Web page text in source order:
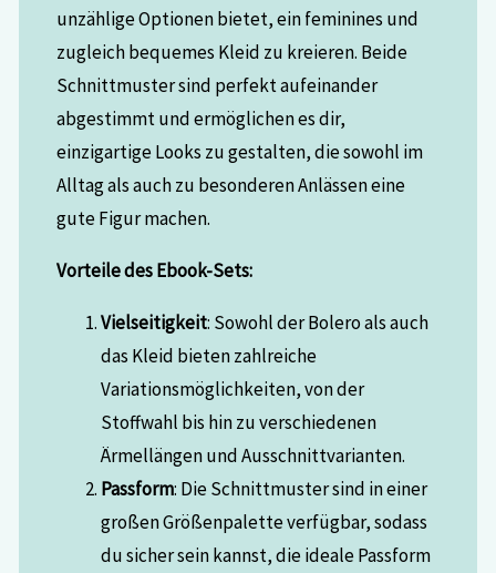
unzählige Optionen bietet, ein feminines und
zugleich bequemes Kleid zu kreieren. Beide
Schnittmuster sind perfekt aufeinander
abgestimmt und ermöglichen es dir,
einzigartige Looks zu gestalten, die sowohl im
Alltag als auch zu besonderen Anlässen eine
gute Figur machen.
Vorteile des Ebook-Sets:
Vielseitigkeit: Sowohl der Bolero als auch
das Kleid bieten zahlreiche
Variationsmöglichkeiten, von der
Stoffwahl bis hin zu verschiedenen
Ärmellängen und Ausschnittvarianten.
Passform: Die Schnittmuster sind in einer
großen Größenpalette verfügbar, sodass
du sicher sein kannst, die ideale Passform